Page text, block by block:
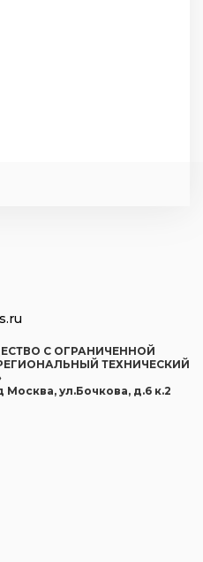
С ОГРАНИЧЕННОЙ
ТЕХНИЧЕСКИЙ
Москва, ул.Бочкова, д.6 к.2